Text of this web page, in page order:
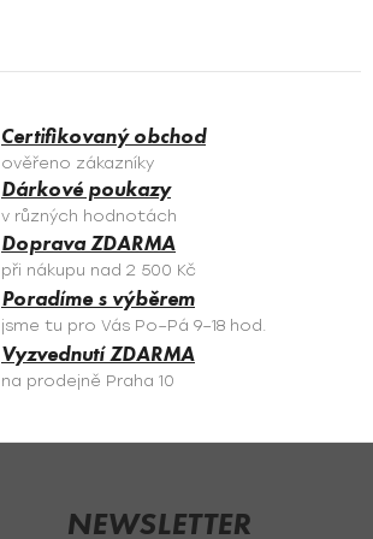
á
c
í
p
r
v
k
y
v
ý
p
s
Certifikovaný obchod
ověřeno zákazníky
Dárkové poukazy
v různých hodnotách
Doprava ZDARMA
při nákupu nad 2 500 Kč
Poradíme s výběrem
jsme tu pro Vás Po–Pá 9–18 hod.
Vyzvednutí ZDARMA
na prodejně Praha 10
NEWSLETTER